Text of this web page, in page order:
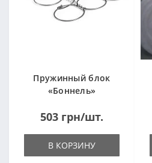
Пружинный блок
«Боннель»
503 грн/шт.
В КОРЗИНУ